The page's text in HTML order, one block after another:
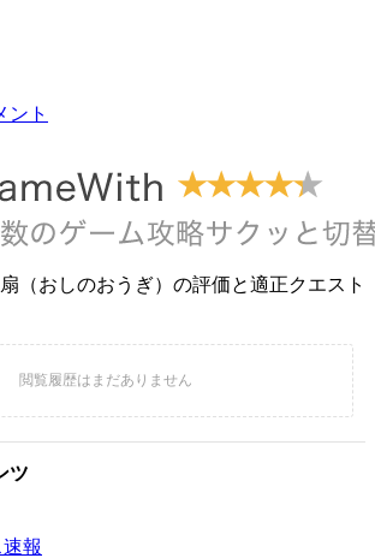
ント
（おしのおうぎ）の評価と適正クエスト
ツ
報